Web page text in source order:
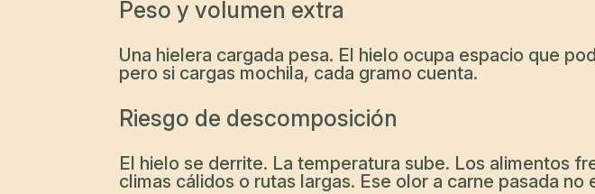
Peso y volumen extra
Una hielera cargada pesa. El hielo ocupa espacio que
pero si cargas mochila, cada gramo cuenta.
Riesgo de descomposición
El hielo se derrite. La temperatura sube. Los alimentos
climas cálidos o rutas largas. Ese olor a carne pasada no